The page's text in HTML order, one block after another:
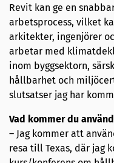
Revit kan ge en
arbetsprocess, vilket
arkitekter, ingenjörer
arbetar med
inom byggsektorn,
hållbarhet och
slutsatser jag har
Vad kommer du
– Jag kommer att
resa till Texas, där jag